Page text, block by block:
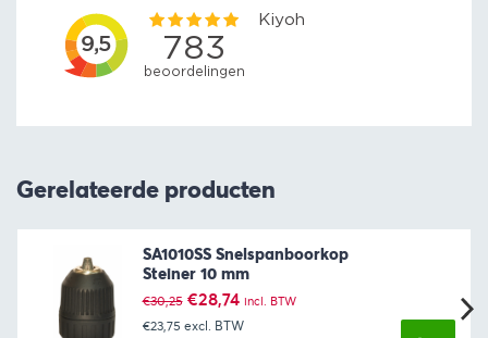
Gerelateerde producten
SA1010SS Snelspanboorkop
Steiner 10 mm
€30,25 Oorspronkelijke
prijs
€28,74Huidige
prijs
incl. BTW
€23,75 excl. BTW